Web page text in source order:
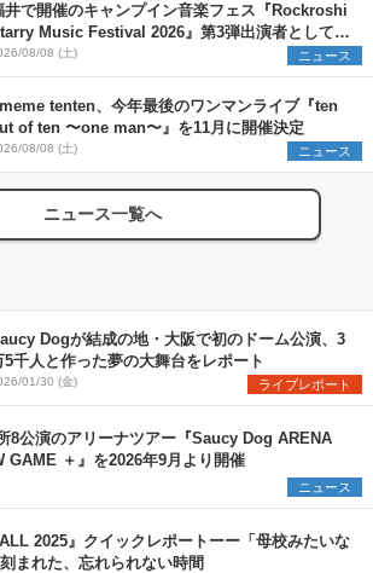
井で開催のキャンプイン音楽フェス『Rockroshi
Music Festival 2026』第3弾出演者として
DO、かりゆし58、Reiを発表
08/08 (土) ニュース
tenten、今年最後のワンマンライブ『ten
of ten 〜one man〜』を11月に開催決定
08/08 (土) ニュース
ニュース一覧へ
Dogが結成の地・大阪で初のドーム公演、3
5千人と作った夢の大舞台をレポート
01/30 (金) ライブレポート
8公演のアリーナツアー『Saucy Dog ARENA
GAME ＋』を2026年9月より開催
ニュース
2025』クイックレポートーー「母校みたいな
まれた、忘れられない時間